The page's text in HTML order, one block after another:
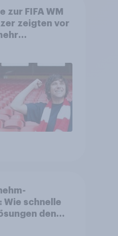
zur FIFA WM
zeigten vor
Wie schnelle
den